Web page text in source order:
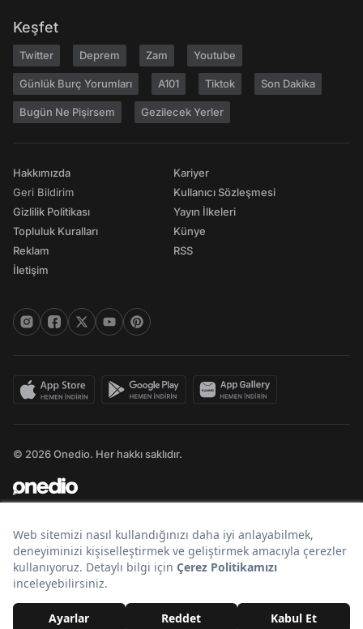
Keşfet
Twitter Deprem Zam Youtube
Günlük Burç Yorumları A101 Tiktok Son Dakika
Bugün Ne Pişirsem Gezilecek Yerler
Hakkımızda
Geri Bildirim
Gizlilik Politikası
Topluluk Kuralları
Reklam
İletişim
Kariyer
Kullanıcı Sözleşmesi
Yayın İlkeleri
Künye
RSS
© 2026 Onedio. Her hakkı saklıdır.
Bir markasıdır.